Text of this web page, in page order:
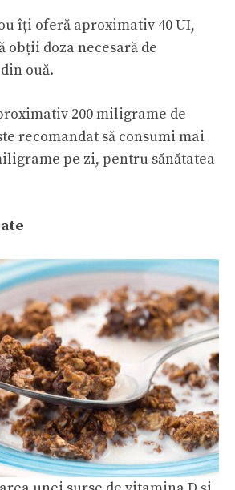
îți oferă aproximativ 40 UI,
obții doza necesară de
ouă.
200 miligrame de
recomandat să consumi mai
pe zi, pentru sănătatea